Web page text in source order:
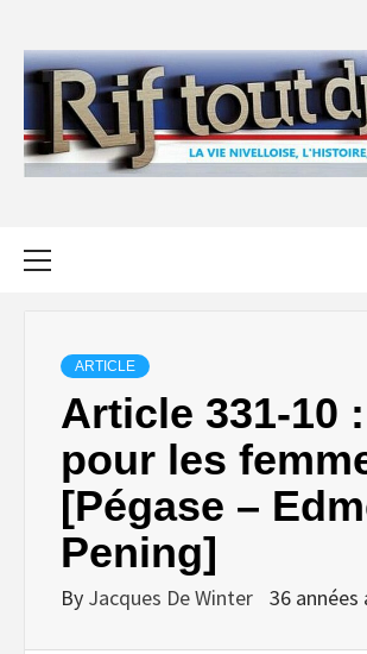
content
ARTICLE
Article 331-10
pour les
[Pégase –
Pening]
By Jacques De Winter 36 années